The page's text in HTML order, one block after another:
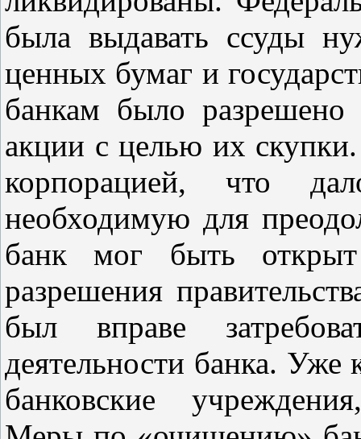
была выдавать ссуды
ценных бумаг и
банкам было разрешено
акции с целью их
корпорацией, что
необходимую для
банк мог быть открыт
разрешения
был вправе
деятельности банка. Уже
банковские